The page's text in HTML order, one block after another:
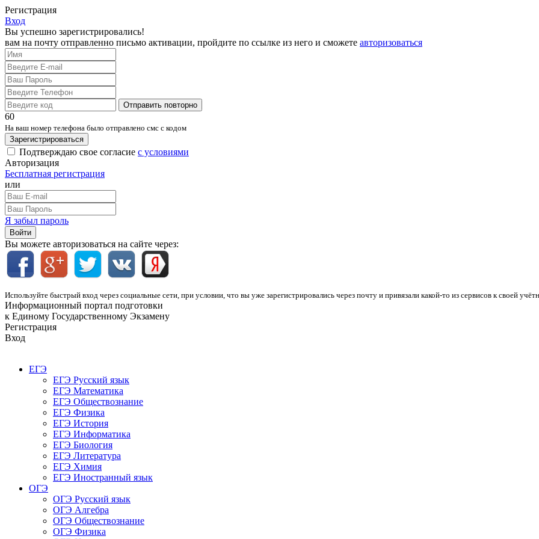
Регистрация
Вход
Вы успешно зарегистрировались!
вам на почту отправленно письмо активации, пройдите по ссылке из него и сможете авторизоваться
Отправить повторно
60
На ваш номер телефона было отправлено смс с кодом
Зарегистрироваться
Подтверждаю свое согласие с условиями
Авторизация
Бесплатная регистрация
или
Я забыл пароль
Войти
Вы можете авторизоваться на сайте через:
Используйте быстрый вход через социальные сети, при условии, что вы уже зарегистрировались через почту и привязали какой-то из сервисов к своей
Информационный портал подготовки
к Единому Государственному Экзамену
Регистрация
Вход
ЕГЭ
ЕГЭ Русский язык
ЕГЭ Математика
ЕГЭ Обществознание
ЕГЭ Физика
ЕГЭ История
ЕГЭ Информатика
ЕГЭ Биология
ЕГЭ Литература
ЕГЭ Химия
ЕГЭ Иностранный язык
ОГЭ
ОГЭ Русский язык
ОГЭ Алгебра
ОГЭ Обществознание
ОГЭ Физика